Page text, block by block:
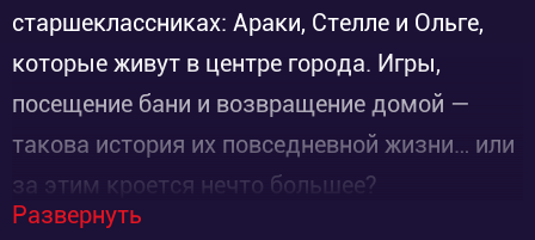
старшеклассниках: Араки, Стелле и Ольге,
которые живут в центре города. Игры,
посещение бани и возвращение домой —
такова история их повседневной жизни… или
за этим кроется нечто большее?
Развернуть